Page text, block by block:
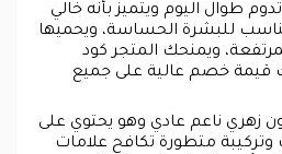
طوال اليوم ويتميز بأنه خالي
للبشرة الحساسة، ويحميها
ويمنحك المتجر كود
قيمة خصم عالية على جميع
زهري ناعم عادي وهو يحتوي على
وتركيبة متطورة تكافح علامات